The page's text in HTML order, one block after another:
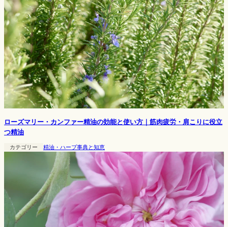
ローズマリー・カンファー精油の効能と使い方｜筋肉疲労・肩こりに役立
つ精油
カテゴリー 精油・ハーブ事典と知恵